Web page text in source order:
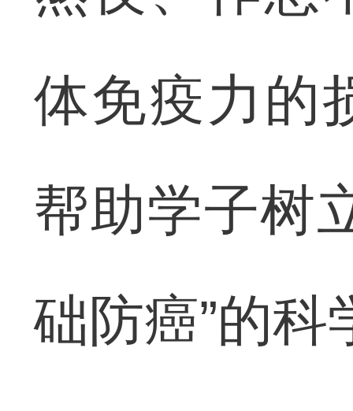
体免疫力的
帮助学子树
础防癌”的科